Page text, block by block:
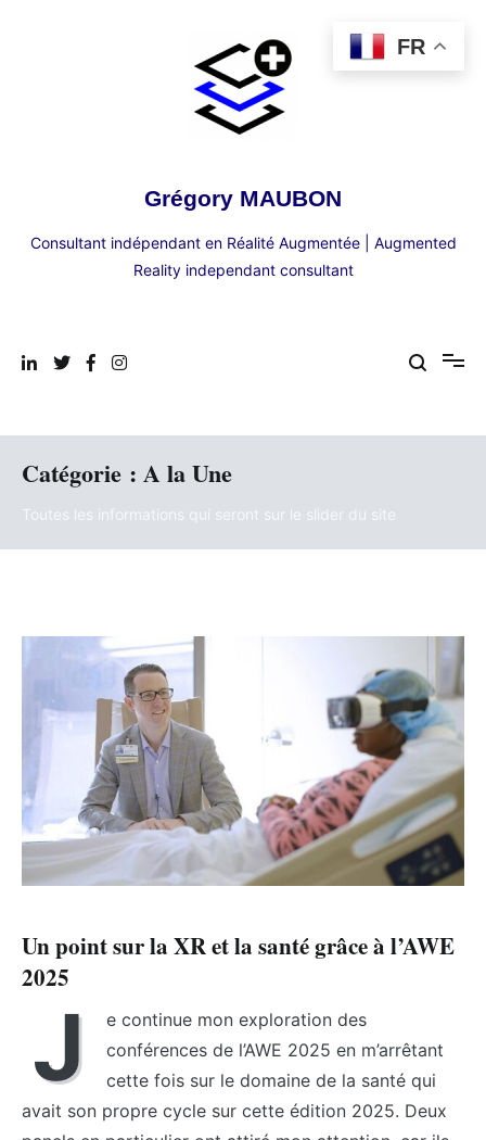
Grégory MAUBON
Consultant indépendant en Réalité Augmentée | Augmented
Reality independant consultant
Catégorie : A la Une
Toutes les informations qui seront sur le slider du site
Un point sur la XR et la santé grâce à l’AWE
2025
J
e continue mon exploration des
conférences de l’AWE 2025 en m’arrêtant
cette fois sur le domaine de la santé qui
avait son propre cycle sur cette édition 2025. Deux
FR